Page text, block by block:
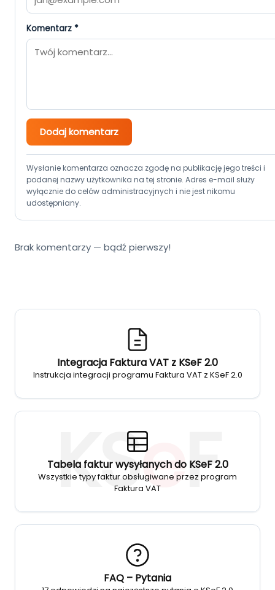
Komentarz *
Dodaj komentarz
Wysłanie komentarza oznacza zgodę na publikację jego treści i
podanej nazwy użytkownika na tej stronie. Adres e-mail służy
wyłącznie do celów administracyjnych i nie jest nikomu
udostępniany.
Brak komentarzy — bądź pierwszy!
KSeF
Integracja Faktura VAT z KSeF 2.0
Instrukcja integracji programu Faktura VAT z KSeF 2.0
Tabela faktur wysyłanych do KSeF 2.0
Wszystkie typy faktur obsługiwane przez program
Faktura VAT
FAQ – Pytania